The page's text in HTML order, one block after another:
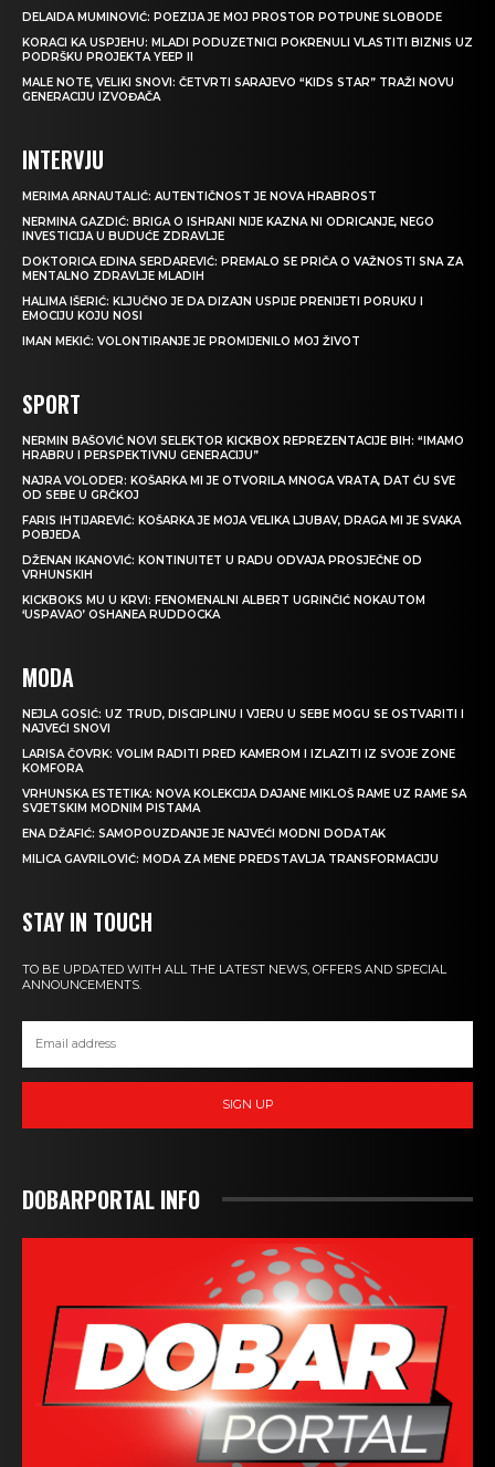
DELAIDA MUMINOVIĆ: POEZIJA JE MOJ PROSTOR POTPUNE SLOBODE
KORACI KA USPJEHU: MLADI PODUZETNICI POKRENULI VLASTITI BIZNIS UZ
PODRŠKU PROJEKTA YEEP II
MALE NOTE, VELIKI SNOVI: ČETVRTI SARAJEVO “KIDS STAR” TRAŽI NOVU
GENERACIJU IZVOĐAČA
INTERVJU
MERIMA ARNAUTALIĆ: AUTENTIČNOST JE NOVA HRABROST
NERMINA GAZDIĆ: BRIGA O ISHRANI NIJE KAZNA NI ODRICANJE, NEGO
INVESTICIJA U BUDUĆE ZDRAVLJE
DOKTORICA EDINA SERDAREVIĆ: PREMALO SE PRIČA O VAŽNOSTI SNA ZA
MENTALNO ZDRAVLJE MLADIH
HALIMA IŠERIĆ: KLJUČNO JE DA DIZAJN USPIJE PRENIJETI PORUKU I
EMOCIJU KOJU NOSI
IMAN MEKIĆ: VOLONTIRANJE JE PROMIJENILO MOJ ŽIVOT
SPORT
NERMIN BAŠOVIĆ NOVI SELEKTOR KICKBOX REPREZENTACIJE BIH: “IMAMO
HRABRU I PERSPEKTIVNU GENERACIJU”
NAJRA VOLODER: KOŠARKA MI JE OTVORILA MNOGA VRATA, DAT ĆU SVE
OD SEBE U GRČKOJ
FARIS IHTIJAREVIĆ: KOŠARKA JE MOJA VELIKA LJUBAV, DRAGA MI JE SVAKA
POBJEDA
DŽENAN IKANOVIĆ: KONTINUITET U RADU ODVAJA PROSJEČNE OD
VRHUNSKIH
KICKBOKS MU U KRVI: FENOMENALNI ALBERT UGRINČIĆ NOKAUTOM
‘USPAVAO’ OSHANEA RUDDOCKA
MODA
NEJLA GOSIĆ: UZ TRUD, DISCIPLINU I VJERU U SEBE MOGU SE OSTVARITI I
NAJVEĆI SNOVI
LARISA ČOVRK: VOLIM RADITI PRED KAMEROM I IZLAZITI IZ SVOJE ZONE
KOMFORA
VRHUNSKA ESTETIKA: NOVA KOLEKCIJA DAJANE MIKLOŠ RAME UZ RAME SA
SVJETSKIM MODNIM PISTAMA
ENA DŽAFIĆ: SAMOPOUZDANJE JE NAJVEĆI MODNI DODATAK
MILICA GAVRILOVIĆ: MODA ZA MENE PREDSTAVLJA TRANSFORMACIJU
STAY IN TOUCH
TO BE UPDATED WITH ALL THE LATEST NEWS, OFFERS AND SPECIAL
ANNOUNCEMENTS.
SIGN UP
DOBARPORTAL INFO